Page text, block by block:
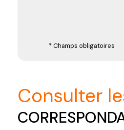
* Champs obligatoires
consulter